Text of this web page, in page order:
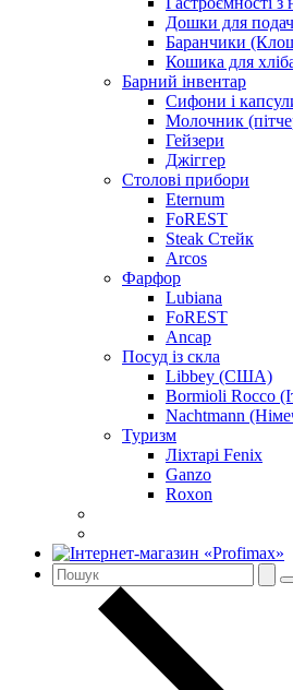
Дошки для
Баранчики
Кошика для
Барний інвентар
Сифони і
Молочник
Гейзери
Джіггер
Столові прибори
Eternum
FoREST
Steak Стейк
Arcos
Фарфор
Lubiana
FoREST
Ancap
Посуд із скла
Libbey (США)
Bormioli Rocco
Nachtmann
Туризм
Ліхтарі Fenix
Ganzo
Roxon